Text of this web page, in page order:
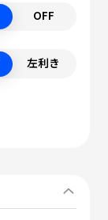
OFF
左利き